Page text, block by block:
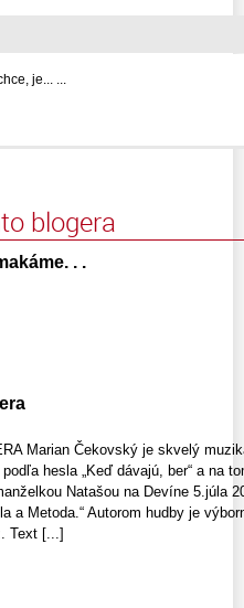
je... ...
blogera
. .
Marian Čekovský je skvelý
podľa hesla „Keď dávajú, ber“ a na
Natašou na Devíne 5.júla
a Metoda.“ Autorom hudby je
Text [...]